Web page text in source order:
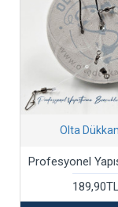
Olta